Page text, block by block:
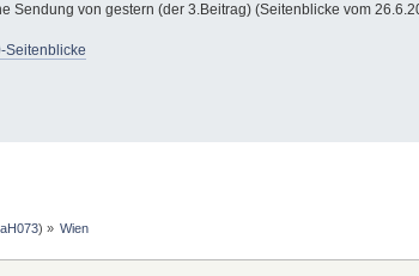
Sendung von gestern (der 3.Beitrag) (Seitenblicke vom
Seitenblicke
) » Wien